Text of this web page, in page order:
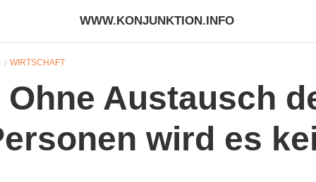
WWW.KONJUNKTION.INFO
WIRTSCHAFT
Austausch
wird es